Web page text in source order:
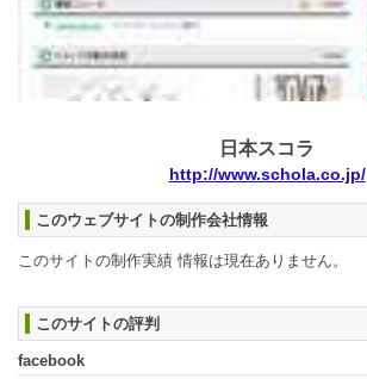
日本スコラ
http://www.schola.co.jp/
このウェブサイトの制作会社情報
このサイトの制作実績 情報は現在ありません。
このサイトの評判
facebook